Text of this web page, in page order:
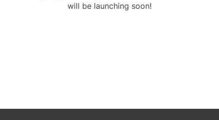
will be launching soon!